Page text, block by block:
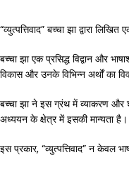
“व्युत्पत्तिवाद” बच्चा झा द्वारा
बच्चा झा एक प्रसिद्ध विद्वान और
विकास और उनके विभिन्न अर्थों का
बच्चा झा ने इस ग्रंथ में व्याकरण और
अध्ययन के क्षेत्र में इसकी मान्यता है।
इस प्रकार, “व्युत्पत्तिवाद” न केवल